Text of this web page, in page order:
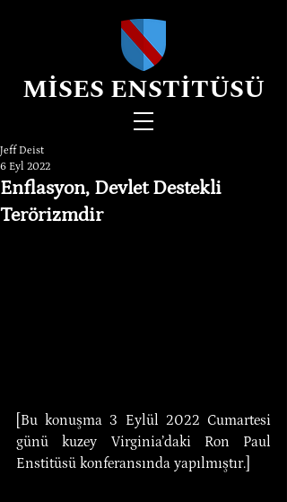
MİSES ENSTİTÜSÜ
Enflasyon, Devlet Destekli
Terörizmdir
Jeff Deist
6 Eyl 2022
[Bu konuşma 3 Eylül 2022 Cumartesi
günü kuzey Virginia’daki Ron Paul
Enstitüsü konferansında yapılmıştır.]